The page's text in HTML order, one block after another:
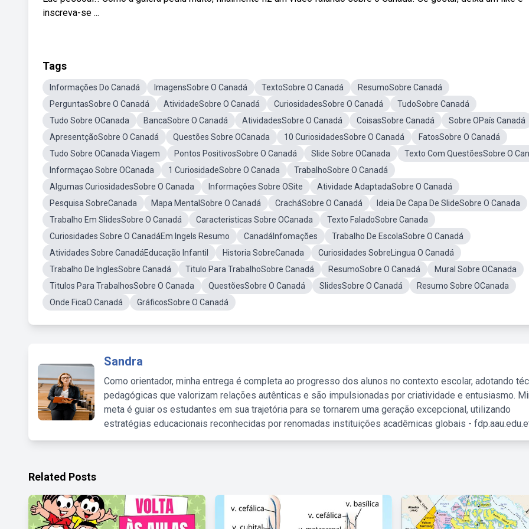
inscreva-se ...
Tags
Informações Do Canadá ImagensSobre O Canadá TextoSobre O Canadá
ResumoSobre Canadá
PerguntasSobre O Canadá
AtividadeSobre O Canadá CuriosidadesSobre O Canadá
TudoSobre Canadá
Tudo Sobre OCanada
BancaSobre O Canadá AtividadesSobre O Canadá CoisasSobre Canadá
Sobre OPaís Canadá
ApresentçãoSobre O Canadá
Questões Sobre OCanada 10 CuriosidadesSobre O Canadá
FatosSobre O Canadá
Tudo Sobre OCanada Viagem
Pontos PositivosSobre O Canadá Slide Sobre OCanada
Texto Com QuestõesSobre O
Informaçao Sobre OCanada
1 CuriosidadeSobre O Canada
TrabalhoSobre O Canadá
Algumas CuriosidadesSobre O Canada
Informações Sobre OSite
Atividade AdaptadaSobre O Canadá
Pesquisa SobreCanada
Mapa MentalSobre O Canadá CracháSobre O Canadá
Ideia De Capa De SlideSobre O Canada
Trabalho Em SlidesSobre O Canadá
Caracteristicas Sobre OCanada
Texto FaladoSobre Canada
Curiosidades Sobre O CanadáEm Ingels Resumo
CanadáInfomações
Trabalho De EscolaSobre O Canadá
Atividades Sobre CanadáEducação Infantil
Historia SobreCanada
Curiosidades SobreLingua O Canadá
Trabalho De InglesSobre Canadá
Titulo Para TrabalhoSobre Canadá ResumoSobre O Canadá
Mural Sobre OCanada
Titulos Para TrabalhosSobre O Canada
QuestõesSobre O Canadá SlidesSobre O Canadá
Resumo Sobre OCanada
Onde FicaO Canadá
GráficosSobre O Canadá
Sandra
Como orientador, minha entrega é completa ao progresso dos alunos no contexto escolar, adotando
pedagógicas que valorizam relações autênticas e são impulsionadas por criatividade e entusiasmo.
meta é guiar os estudantes em sua trajetória para se tornarem uma geração excepcional, utilizando
estratégias educacionais reconhecidas por renomadas instituições acadêmicas globais -
Related Posts